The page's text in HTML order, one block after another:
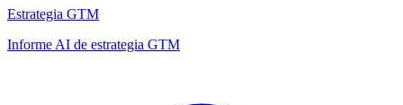
Estrategia GTM
Informe AI de estrategia GTM